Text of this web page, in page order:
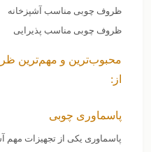
ظروف چوبی مناسب آشپزخانه
ظروف چوبی مناسب پذیرایی
محبوب‌ترین و مهم‌ترین
از:
پاسماوری چوبی
پاسماوری یکی از تجهیزات مهم